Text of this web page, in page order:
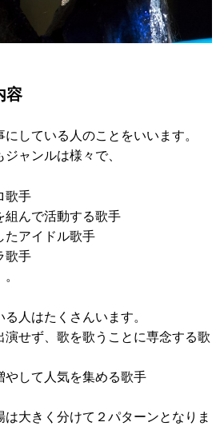
容
している人のことをいいます。
ャンルは様々で、
歌手
組んで活動する歌手
たアイドル歌手
歌手
人はたくさんいます。
演せず、歌を歌うことに専念する歌
やして人気を集める歌手
大きく分けて２パターンとなりま